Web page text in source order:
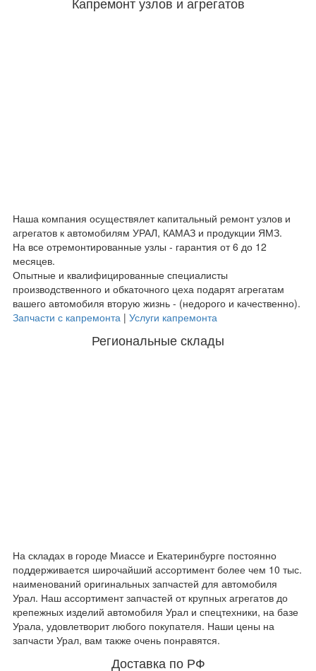
Наша компания осуществялет капитальный ремонт узлов и
агрегатов к автомобилям УРАЛ, КАМАЗ и продукции ЯМЗ.
На все отремонтированные узлы - гарантия от 6 до 12
месяцев.
Опытные и квалифицированные специалисты
производственного и обкаточного цеха подарят агрегатам
вашего автомобиля вторую жизнь - (недорого и качественно).
Запчасти с капремонта | Услуги капремонта
Региональные склады
На складах в городе Миассе и Екатеринбурге постоянно
поддерживается широчайший ассортимент более чем 10 тыс.
наименований оригинальных запчастей для автомобиля
Урал. Наш ассортимент запчастей от крупных агрегатов до
крепежных изделий автомобиля Урал и спецтехники, на базе
Урала, удовлетворит любого покупателя. Наши цены на
запчасти Урал, вам также очень понравятся.
Доставка по РФ